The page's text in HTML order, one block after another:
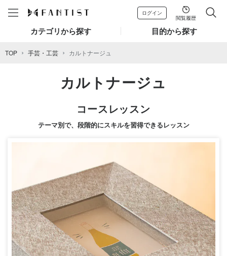
ログイン
閲覧履歴
カテゴリから探す 目的から探す
TOP 手芸・工芸 カルトナージュ
カルトナージュ
コースレッスン
テーマ別で、段階的にスキルを習得できるレッスン